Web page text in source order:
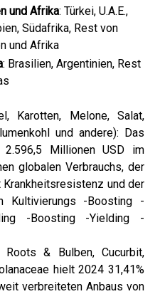
und Afrika: Türkei, U.A.E.,
Südafrika, Rest von
und Afrika
: Brasilien, Argentinien, Rest
Karotten, Melone, Salat,
und andere): Das
2.596,5 Millionen USD im
globalen Verbrauchs, der
Krankheitsresistenz und der
Kultivierungs -Boosting -
-Boosting -Yielding -
Roots & Bulben, Cucurbit,
hielt 2024 31,41%
verbreiteten Anbaus von